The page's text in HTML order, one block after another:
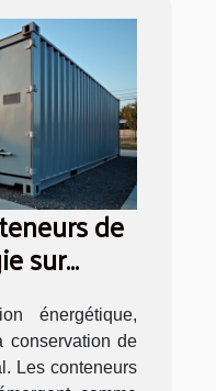
de
sur
énergétique,
conservation de
Les conteneurs